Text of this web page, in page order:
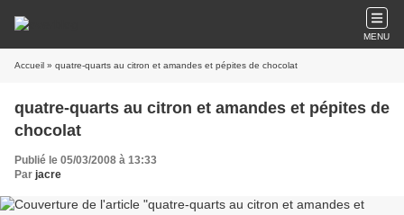
MENU
Accueil » quatre-quarts au citron et amandes et pépites de chocolat
quatre-quarts au citron et amandes et pépites de
chocolat
Publié le 05/03/2008 à 13:33
Par jacre